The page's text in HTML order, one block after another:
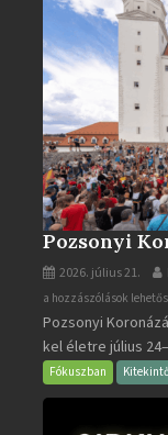
Pozsonyi
2026. július 21.
Pozsonyi
Koronázási
Napok
bejegyzéshez
a hozzászólások
Pozsonyi
kel életre július
Fókuszban